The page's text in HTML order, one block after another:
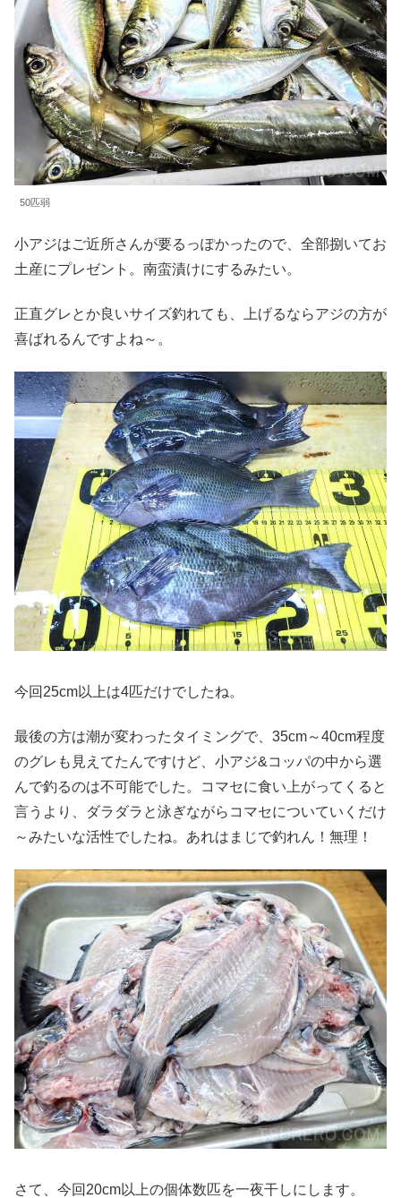
50匹弱
小アジはご近所さんが要るっぽかったので、全部捌いてお
土産にプレゼント。南蛮漬けにするみたい。
正直グレとか良いサイズ釣れても、上げるならアジの方が
喜ばれるんですよね～。
今回25cm以上は4匹だけでしたね。
最後の方は潮が変わったタイミングで、35cm～40cm程度
のグレも見えてたんですけど、小アジ&コッパの中から選
んで釣るのは不可能でした。コマセに食い上がってくると
言うより、ダラダラと泳ぎながらコマセについていくだけ
～みたいな活性でしたね。あれはまじで釣れん！無理！
さて、今回20cm以上の個体数匹を一夜干しにします。